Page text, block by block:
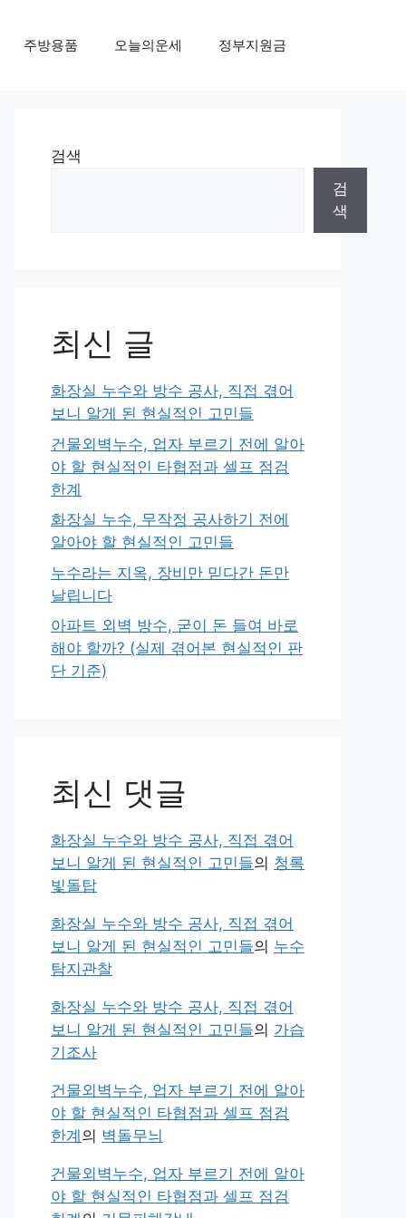
주방용품 오늘의운세 정부지원금
검색
검
색
최신 글
화장실 누수와 방수 공사, 직접 겪어
보니 알게 된 현실적인 고민들
건물외벽누수, 업자 부르기 전에 알아
야 할 현실적인 타협점과 셀프 점검
한계
화장실 누수, 무작정 공사하기 전에
알아야 할 현실적인 고민들
누수라는 지옥, 장비만 믿다간 돈만
날립니다
아파트 외벽 방수, 굳이 돈 들여 바로
해야 할까? (실제 겪어본 현실적인 판
단 기준)
최신 댓글
화장실 누수와 방수 공사, 직접 겪어
보니 알게 된 현실적인 고민들의 청록
빛돌탑
화장실 누수와 방수 공사, 직접 겪어
보니 알게 된 현실적인 고민들의 누수
탐지관찰
화장실 누수와 방수 공사, 직접 겪어
보니 알게 된 현실적인 고민들의 가습
기조사
건물외벽누수, 업자 부르기 전에 알아
야 할 현실적인 타협점과 셀프 점검
한계 의 벽돌무늬
건물외벽누수, 업자 부르기 전에 알아
야 할 현실적인 타협점과 셀프 점검